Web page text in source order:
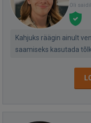
Oli
Kahjuks räägin ainult
saamiseks kasutada